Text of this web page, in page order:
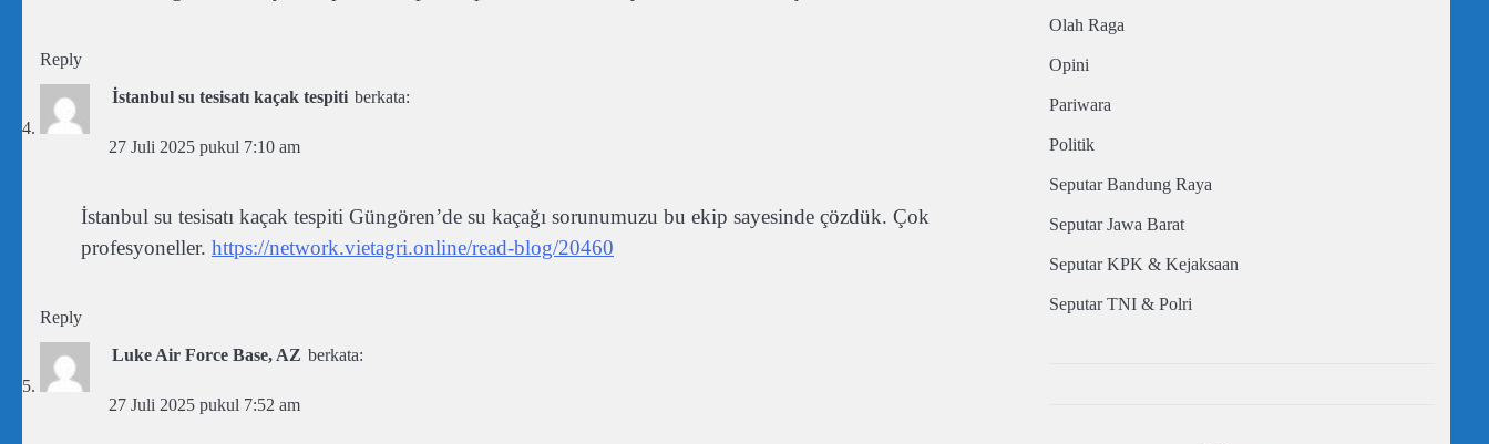
Reply
İstanbul su tesisatı kaçak tespiti berkata:
27 Juli 2025 pukul 7:10 am
İstanbul su tesisatı kaçak tespiti Güngören’de su kaçağı sorunumuzu bu ekip sayesinde çözdük. Çok
profesyoneller. https://network.vietagri.online/read-blog/20460
Reply
Luke Air Force Base, AZ berkata:
27 Juli 2025 pukul 7:52 am
Olah Raga
Opini
Pariwara
Politik
Seputar Bandung Raya
Seputar Jawa Barat
Seputar KPK & Kejaksaan
Seputar TNI & Polri